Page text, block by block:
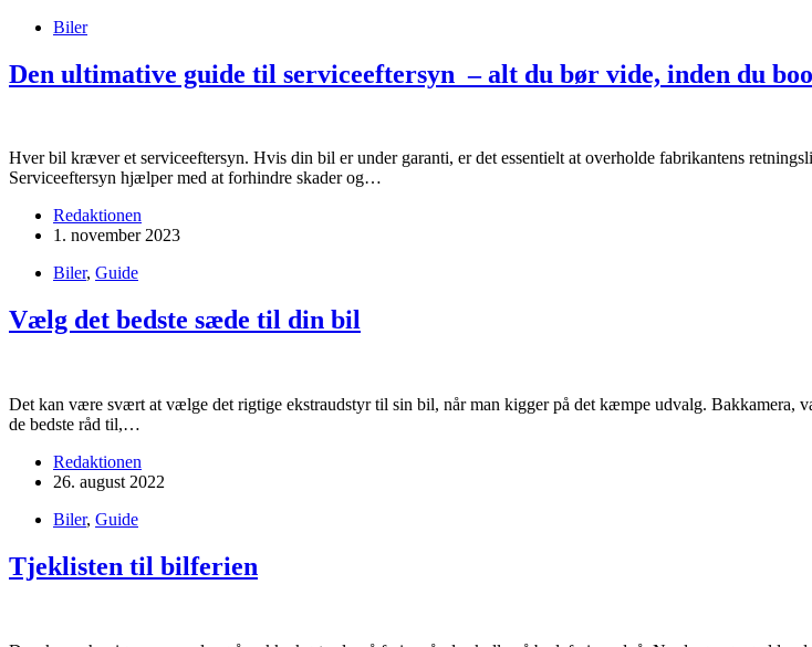
Biler
Den ultimative guide til serviceeftersyn – alt du bør vide, inden du
Hver bil kræver et serviceeftersyn. Hvis din bil er under garanti, er det essentielt at overholde fabrikantens
Serviceeftersyn hjælper med at forhindre skader og…
Redaktionen
1. november 2023
Biler, Guide
Vælg det bedste sæde til din bil
Det kan være svært at vælge det rigtige ekstraudstyr til sin bil, når man kigger på det kæmpe udvalg. Bakkamera,
de bedste råd til,…
Redaktionen
26. august 2022
Biler, Guide
Tjeklisten til bilferien